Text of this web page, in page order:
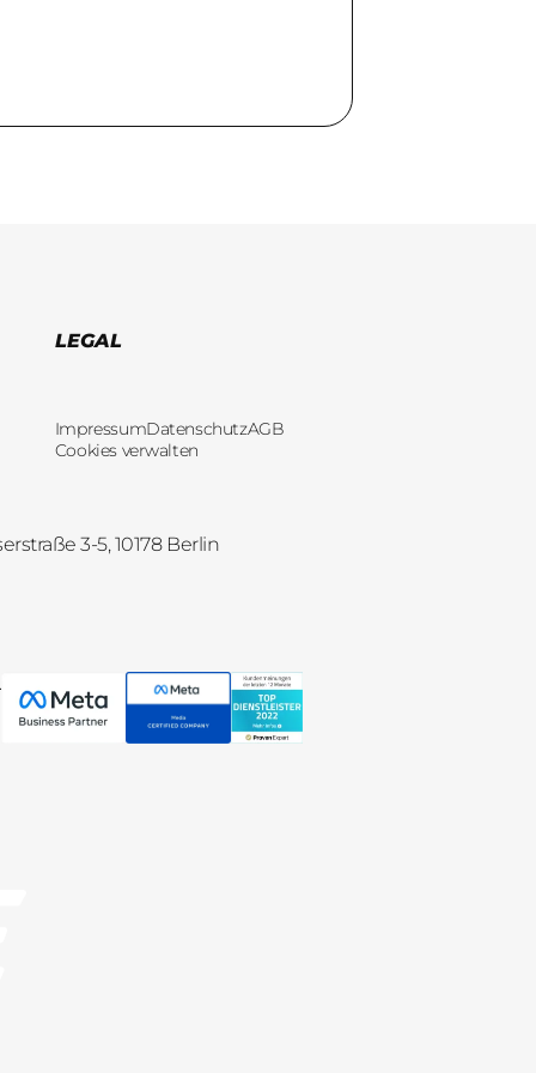
LEGAL
ImpressumDatenschutzAGB
Cookies verwalten
3-5, 10178 Berlin